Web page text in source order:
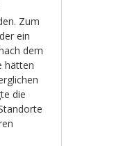
Zum
ein
dem
hätten
die